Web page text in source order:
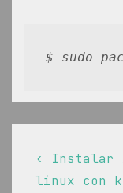
$ sudo
de
La
entrada
‹ Instalar
linux con